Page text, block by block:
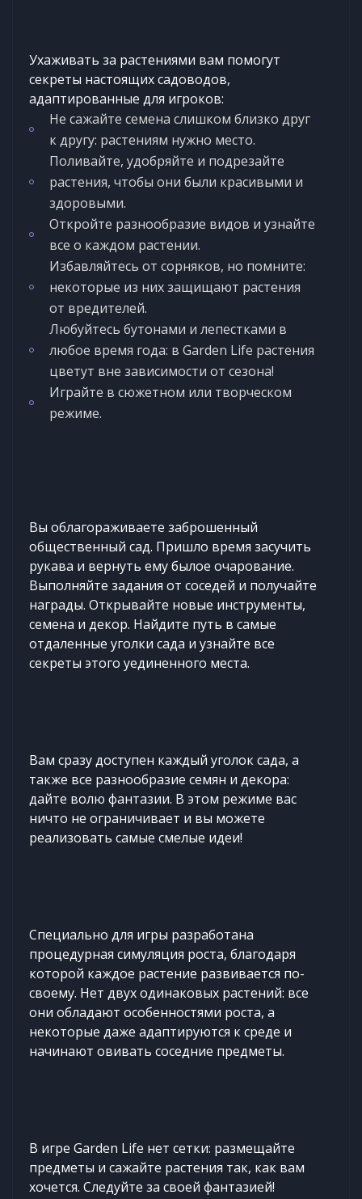
Ухаживать за растениями вам помогут
секреты настоящих садоводов,
адаптированные для игроков:
Не сажайте семена слишком близко друг
к другу: растениям нужно место.
Поливайте, удобряйте и подрезайте
растения, чтобы они были красивыми и
здоровыми.
Откройте разнообразие видов и узнайте
все о каждом растении.
Избавляйтесь от сорняков, но помните:
некоторые из них защищают растения
от вредителей.
Любуйтесь бутонами и лепестками в
любое время года: в Garden Life растения
цветут вне зависимости от сезона!
Играйте в сюжетном или творческом
режиме.
Вы облагораживаете заброшенный
общественный сад. Пришло время засучить
рукава и вернуть ему былое очарование.
Выполняйте задания от соседей и получайте
награды. Открывайте новые инструменты,
семена и декор. Найдите путь в самые
отдаленные уголки сада и узнайте все
секреты этого уединенного места.
Вам сразу доступен каждый уголок сада, а
также все разнообразие семян и декора:
дайте волю фантазии. В этом режиме вас
ничто не ограничивает и вы можете
реализовать самые смелые идеи!
Специально для игры разработана
процедурная симуляция роста, благодаря
которой каждое растение развивается по-
своему. Нет двух одинаковых растений: все
они обладают особенностями роста, а
некоторые даже адаптируются к среде и
начинают овивать соседние предметы.
В игре Garden Life нет сетки: размещайте
предметы и сажайте растения так, как вам
хочется. Следуйте за своей фантазией!